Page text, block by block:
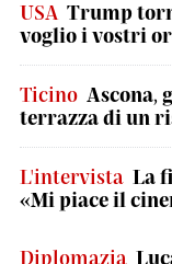
USA Trump
voglio i vostri
Ticino Ascona,
terrazza di un
L'intervista La
«Mi piace il
Diplomazia